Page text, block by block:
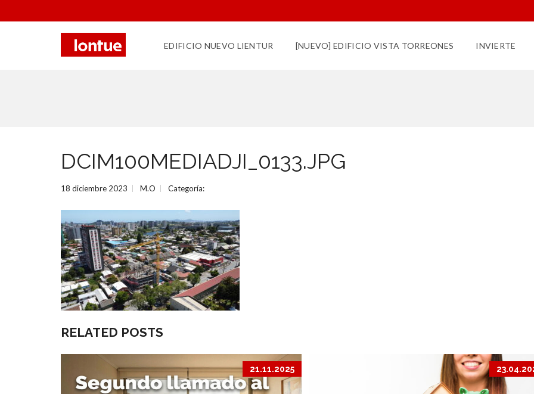
EDIFICIO NUEVO LIENTUR [NUEVO] EDIFICIO VISTA TORREONES INVIERTE
DCIM100MEDIADJI_0133.JPG
18 diciembre 2023 M.O Categoría:
RELATED POSTS
21.11.2025